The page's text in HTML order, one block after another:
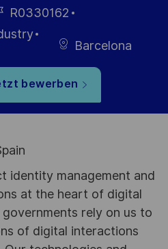
R0330162
Barcelona
bewerben
identity management and
at the heart of digital
rely on us to
of digital interactions